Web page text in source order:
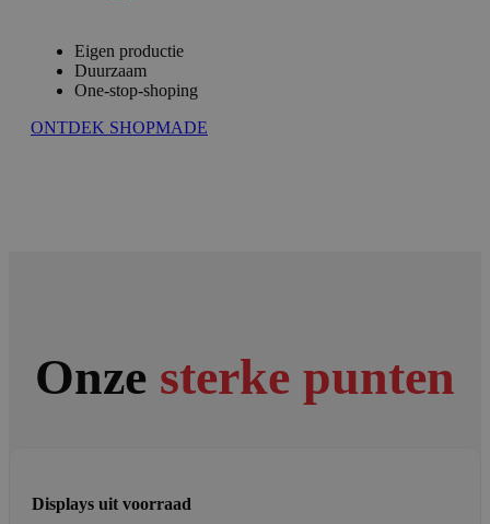
Eigen productie
Duurzaam
One-stop-shoping
ONTDEK SHOPMADE
Onze sterke punten
Displays uit voorraad